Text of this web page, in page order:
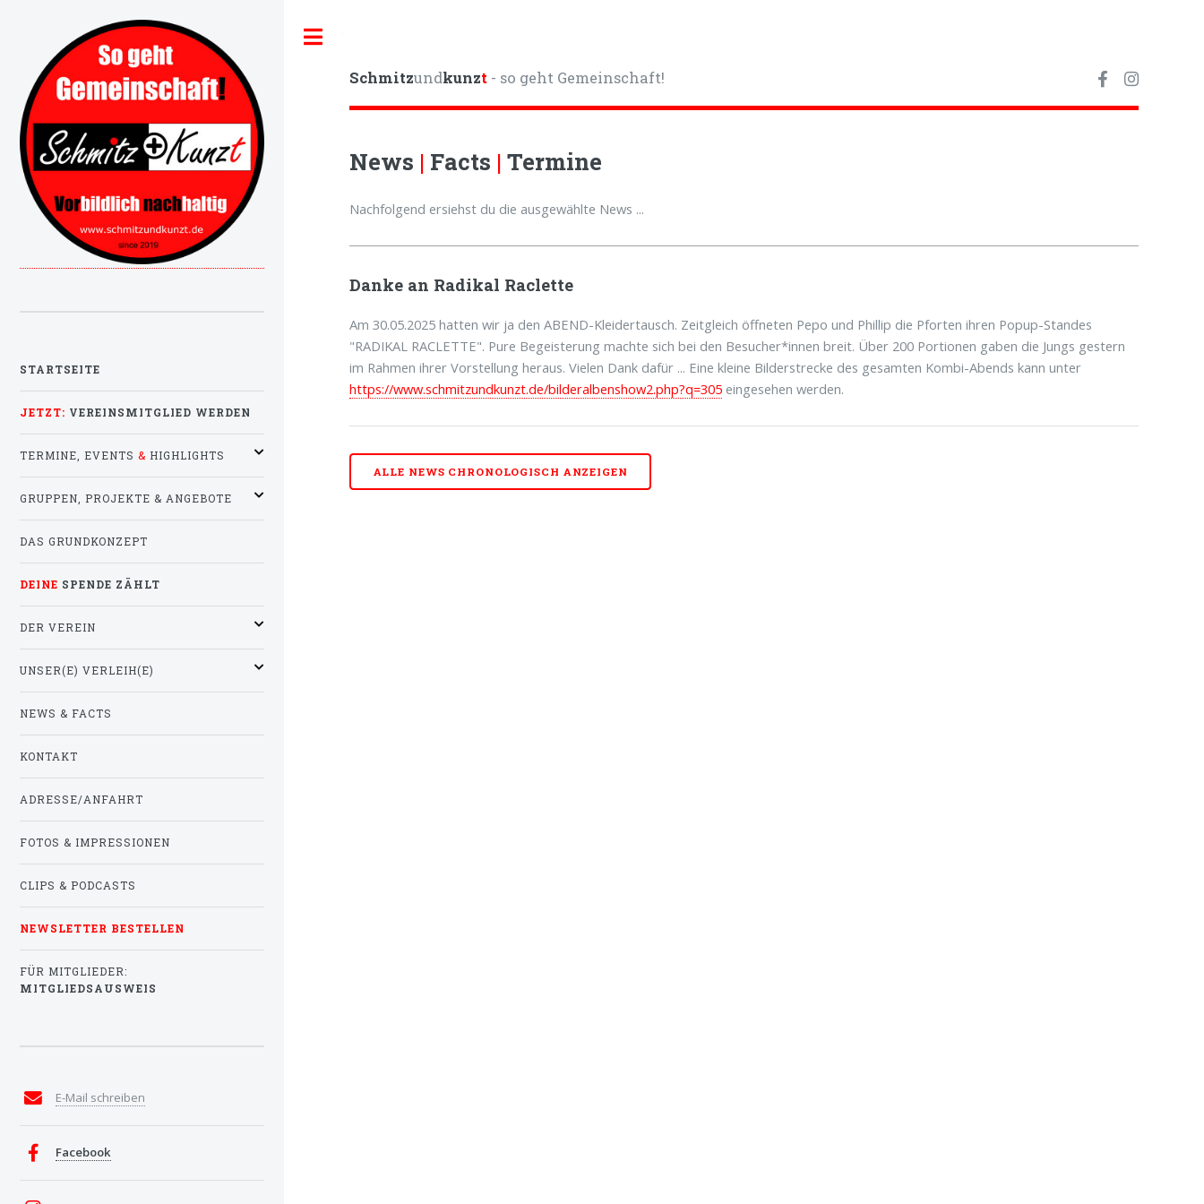
Schmitzundkunzt - so geht Gemeinschaft!
News | Facts | Termine
Nachfolgend ersiehst du die ausgewählte News ...
Danke an Radikal Raclette
Am 30.05.2025 hatten wir ja den ABEND-Kleidertausch. Zeitgleich öffneten Pepo und Phillip die Pforten ihren Popup-Standes
"RADIKAL RACLETTE". Pure Begeisterung machte sich bei den Besucher*innen breit. Über 200 Portionen gaben die Jungs gestern
im Rahmen ihrer Vorstellung heraus. Vielen Dank dafür ... Eine kleine Bilderstrecke des gesamten Kombi-Abends kann unter
https://www.schmitzundkunzt.de/bilderalbenshow2.php?q=305 eingesehen werden.
ALLE NEWS CHRONOLOGISCH ANZEIGEN
STARTSEITE
JETZT: VEREINSMITGLIED WERDEN
TERMINE, EVENTS & HIGHLIGHTS
GRUPPEN, PROJEKTE & ANGEBOTE
DAS GRUNDKONZEPT
DEINE SPENDE ZÄHLT
DER VEREIN
UNSER(E) VERLEIH(E)
NEWS & FACTS
KONTAKT
ADRESSE/ANFAHRT
FOTOS & IMPRESSIONEN
CLIPS & PODCASTS
NEWSLETTER BESTELLEN
FÜR MITGLIEDER:
MITGLIEDSAUSWEIS
E-Mail schreiben
Facebook
Toggle